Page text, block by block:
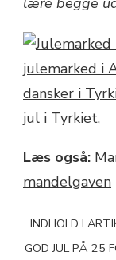
Læs også:
mandelgaven
INDHOLD I
GOD JUL PÅ 25